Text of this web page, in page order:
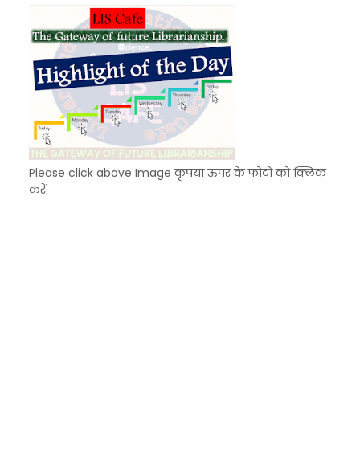
Please click above Image कृपया ऊपर के फोटो को क्लिक
करें